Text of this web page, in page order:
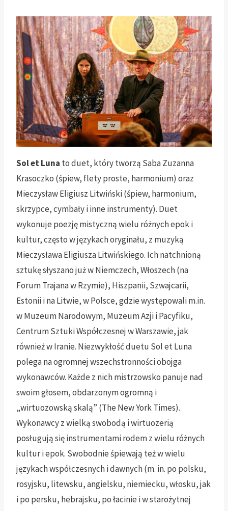
Sol et Luna to duet, który tworzą Saba Zuzanna
Krasoczko (śpiew, flety proste, harmonium) oraz
Mieczysław Eligiusz Litwiński (śpiew, harmonium,
skrzypce, cymbały i inne instrumenty). Duet
wykonuje poezję mistyczną wielu różnych epok i
kultur, często w językach oryginału, z muzyką
Mieczysława Eligiusza Litwińskiego. Ich natchnioną
sztukę słyszano już w Niemczech, Włoszech (na
Forum Trajana w Rzymie), Hiszpanii, Szwajcarii,
Estonii i na Litwie, w Polsce, gdzie występowali m.in.
w Muzeum Narodowym, Muzeum Azji i Pacyfiku,
Centrum Sztuki Współczesnej w Warszawie, jak
również w Iranie. Niezwykłość duetu Sol et Luna
polega na ogromnej wszechstronności obojga
wykonawców. Każde z nich mistrzowsko panuje nad
swoim głosem, obdarzonym ogromną i
„wirtuozowską skalą” (The New York Times).
Wykonawcy z wielką swobodą i wirtuozerią
posługują się instrumentami rodem z wielu różnych
kultur i epok. Swobodnie śpiewają też w wielu
językach współczesnych i dawnych (m. in. po polsku,
rosyjsku, litewsku, angielsku, niemiecku, włosku, jak
i po persku, hebrajsku, po łacinie i w starożytnej